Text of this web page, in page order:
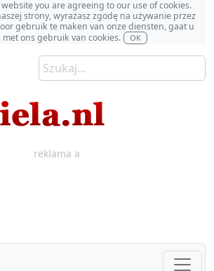
you are agreeing to our use of cookies.
strony, wyrażasz zgodę na używanie przez
gebruik te maken van onze diensten, gaat u
ons gebruik van cookies.
OK
reklama a